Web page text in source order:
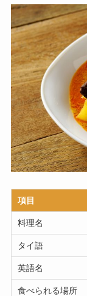
項目
料理名
タイ語
英語名
食べられる場所